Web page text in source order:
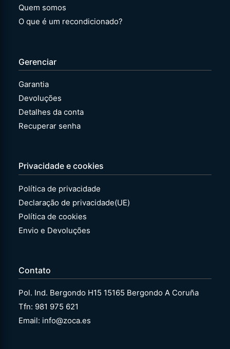
Quem somos
O que é um recondicionado?
Gerenciar
Garantia
Devoluções
Detalhes da conta
Recuperar senha
Privacidade e cookies
Política de privacidade
Declaração de privacidade(UE)
Política de cookies
Envio e Devoluções
Contato
Pol. Ind. Bergondo H15 15165 Bergondo A Coruña
Tfn: 981 975 621
Email: info@zoca.es